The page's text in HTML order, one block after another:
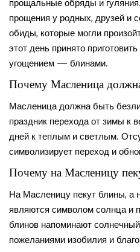
прощальные обряды и
прощения у родных, друзей и
обиды, которые могли
этот день принято
угощением — блинами.
Почему Масленица
Масленица должна быть
праздник перехода от зимы к
дней к теплым и светлым.
символизирует переход и
Почему на Масленицу
На Масленицу пекут блины, а
являются символом солнца и
блинов напоминают солнечный
пожеланиями изобилия и